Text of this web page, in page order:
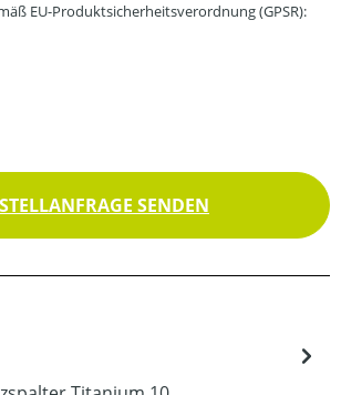
EU-Produktsicherheitsverordnung (GPSR):
SENDEN